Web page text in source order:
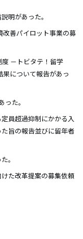
明があった。
改善パイロット事業の募
度 －トビタテ！留学
果について報告があっ
た。
員超過抑制にかかる入
旨の報告並びに留年者
。
た改革提案の募集依頼